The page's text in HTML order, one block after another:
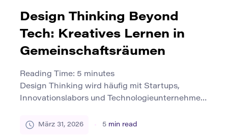
die Aufbewahrung erfordert ein […]
Design Thinking Beyond
Tech: Kreatives Lernen in
Gemeinschaftsräumen
Reading Time: 5 minutes
Design Thinking wird häufig mit Startups,
Innovationslabors und Technologieunternehmen
Whiteboards hervor, die in Haftnotizen, Rapid-
März 31, 2026 5 min read